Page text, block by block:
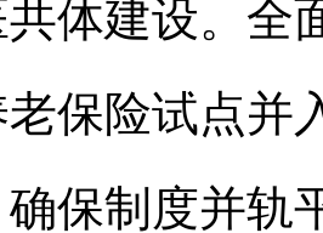
体建设。全
保险试点并
保制度并轨